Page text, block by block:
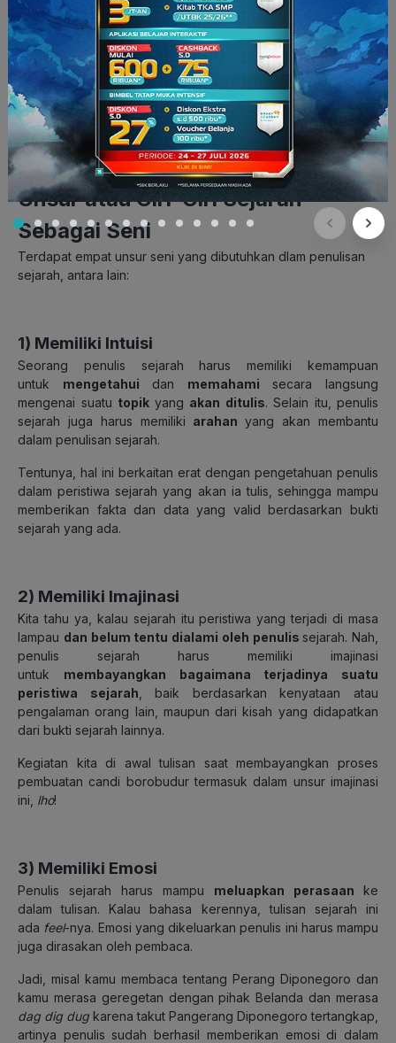
Fungsi Ilmiah:Sebagai pengumpulan ilmiah dan
penyayang bukti-bukti
Fungsi Imajinatif/spekulatif:
Dikarenakan sejarawan
harus menyeleksi, mengklasifikasi data-data, fakta-fakta,
kemudian menarik kesimpulan.
Fungsi Sastra:Sebagai bentuk penyajian hasil ilmu dan
imajinasi dalam bentuk yang menarik (seni sastra)
Unsur atau Ciri-Ciri Sejarah
Sebagai Seni
Terdapat empat unsur seni yang dibutuhkan dlam penulisan
sejarah, antara lain:
1) Memiliki Intuisi
Seorang penulis sejarah harus memiliki kemampuan
untuk mengetahui dan memahami secara langsung
mengenai suatu topik yang akan ditulis. Selain itu, penulis
sejarah juga harus memiliki arahanyang akan membantu
dalam penulisan sejarah.
Tentunya, hal ini berkaitan erat dengan pengetahuan penulis
dalam peristiwa sejarah yang akan ia tulis, sehingga mampu
memberikan fakta dan data yang valid berdasarkan bukti
sejarah yang ada.
2) Memiliki Imajinasi
Kita tahu ya, kalau sejarah itu peristiwa yang terjadi di masa
lampau dan belum tentu dialami oleh penulis sejarah. Nah,
penulis sejarah harus memiliki imajinasi
untuk membayangkan bagaimana terjadinya suatu
peristiwa sejarah , baik berdasarkan kenyataan atau
pengalaman orang lain, maupun dari kisah yang didapatkan
dari bukti sejarah lainnya.
Kegiatan kita di awal tulisan saat membayangkan proses
pembuatan candi borobudur termasuk dalam unsur imajinasi
ini, lho!
3) Memiliki Emosi
Penulis sejarah harus mampu meluapkan perasaan ke
dalam tulisan. Kalau bahasa kerennya, tulisan sejarah ini
ada feel-nya. Emosi yang dikeluarkan penulis ini harus mampu
juga dirasakan oleh pembaca.
Jadi, misal kamu membaca tentang Perang Diponegoro dan
kamu merasa geregetan dengan pihak Belanda dan merasa
dag dig dug karena takut Pangerang Diponegoro tertangkap,
artinya penulis sudah berhasil memberikan emosi di dalam